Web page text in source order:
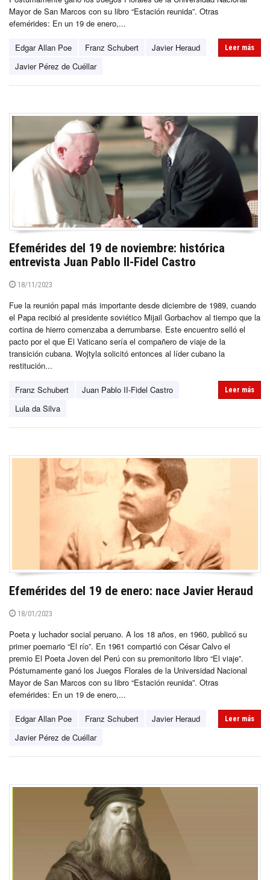
Mayor de San Marcos con su libro “Estación reunida”. Otras
efemérides: En un 19 de enero,...
Edgar Allan Poe Franz Schubert
Javier Heraud
Javier Pérez de Cuéllar
Leer más
Efemérides del 19 de noviembre: histórica
entrevista Juan Pablo II-Fidel Castro
18/11/2023
Fue la reunión papal más importante desde diciembre de 1989, cuando
el Papa recibió al presidente soviético Mijail Gorbachov al tiempo que la
cortina de hierro comenzaba a derrumbarse. Este encuentro selló el
pacto por el que El Vaticano sería el compañero de viaje de la
transición cubana. Wojtyla solicitó entonces al líder cubano la
restitución...
Franz Schubert
Juan Pablo II-Fidel Castro
Lula da Silva
Leer más
Efemérides del 19 de enero: nace Javier Heraud
18/01/2023
Poeta y luchador social peruano. A los 18 años, en 1960, publicó su
primer poemario “El río”. En 1961 compartió con César Calvo el
premio El Poeta Joven del Perú con su premonitorio libro “El viaje”.
Póstumamente ganó los Juegos Florales de la Universidad Nacional
Mayor de San Marcos con su libro “Estación reunida”. Otras
efemérides: En un 19 de enero,...
Edgar Allan Poe Franz Schubert
Javier Heraud
Javier Pérez de Cuéllar
Leer más